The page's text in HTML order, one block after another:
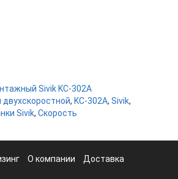
Sivik KC-302A
, KC-302A, Sivik,
Sivik, Скорость
О компании Доставка